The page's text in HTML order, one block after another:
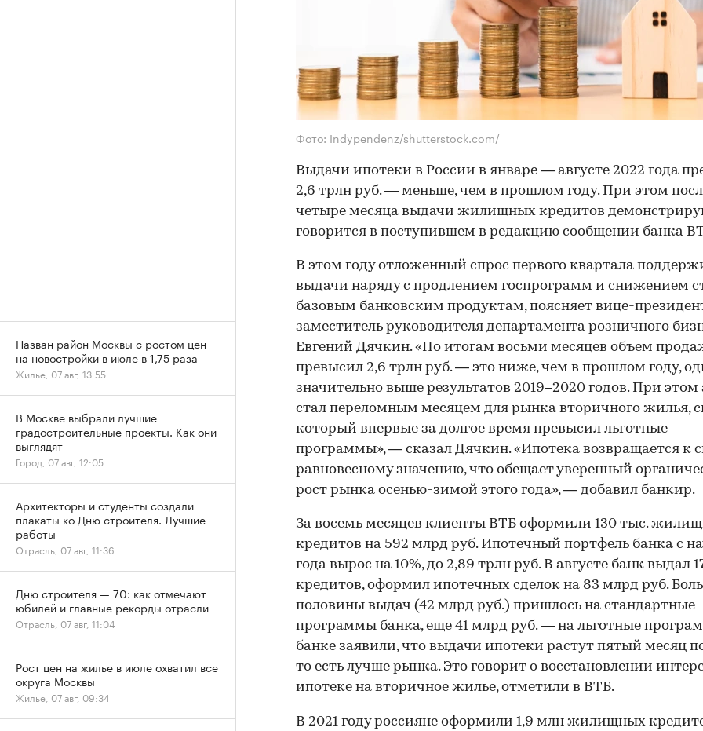
Фото: Indypendenz/shutterstock.com/
Выдачи ипотеки в России в январе — августе 2022 года
2,6 трлн руб. — меньше, чем в прошлом году. При этом
четыре месяца выдачи жилищных кредитов
говорится в поступившем в редакцию сообщении банка
В этом году отложенный спрос первого квартала
выдачи наряду с продлением госпрограмм и снижением
базовым банковским продуктам, поясняет вице-
заместитель руководителя департамента розничного
Евгений Дячкин. «По итогам восьми месяцев объем
превысил 2,6 трлн руб. — это ниже, чем в прошлом году,
значительно выше результатов 2019–2020 годов. При этом
стал переломным месяцем для рынка вторичного жилья,
который впервые за долгое время превысил льготные
программы», — сказал Дячкин. «Ипотека возвращается к
равновесному значению, что обещает уверенный
рост рынка осенью-зимой этого года», — добавил банкир.
За восемь месяцев клиенты ВТБ оформили 130 тыс.
кредитов на 592 млрд руб. Ипотечный портфель банка с
года вырос на 10%, до 2,89 трлн руб. В августе банк выдал
кредитов, оформил ипотечных сделок на 83 млрд руб.
половины выдач (42 млрд руб.) пришлось на стандартные
программы банка, еще 41 млрд руб. — на льготные
банке заявили, что выдачи ипотеки растут пятый месяц
то есть лучше рынка. Это говорит о восстановлении
ипотеке на вторичное жилье, отметили в ВТБ.
В 2021 году россияне оформили 1,9 млн жилищных
Назван район Москвы с ростом цен
на новостройки в июле в 1,75 раза
Жилье, 07 авг, 13:55
В Москве выбрали лучшие
градостроительные проекты. Как они
выглядят
Город, 07 авг, 12:05
Архитекторы и студенты создали
плакаты ко Дню строителя. Лучшие
работы
Отрасль, 07 авг, 11:36
Дню строителя — 70: как отмечают
юбилей и главные рекорды отрасли
Отрасль, 07 авг, 11:04
Рост цен на жилье в июле охватил все
округа Москвы
Жилье, 07 авг, 09:34